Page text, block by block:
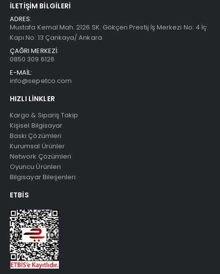
İLETIŞIM BILGILERI
ADRES:
Mustafa Kemal Mah. 2126 SK. Gökçen Prestij İş Merkezi No: 4 İç
Kapı No: 13 Çankaya/ Ankara
ÇAĞRI MERKEZİ:
0850 309 6126
E-MAİL:
info@sepetco.com
HIZLI LINKLER
Kargo & Sipariş Takip
Kişisel Bilgisayar
Baskı Çözümleri
Kurumsal Ürünler
Network Çözümleri
Oyuncu Ürünleri
Bilgisayar Bileşenleri
ETBIS